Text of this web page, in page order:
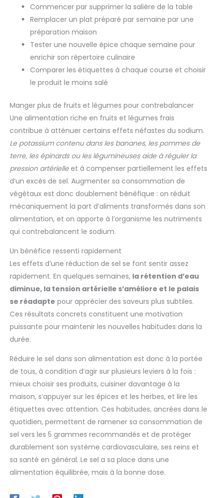
Commencer par supprimer la salière de la table
Remplacer un plat préparé par semaine par une
préparation maison
Tester une nouvelle épice chaque semaine pour
enrichir son répertoire culinaire
Comparer les étiquettes à chaque course et choisir
le produit le moins salé
Manger plus de fruits et légumes pour contrebalancer
Une alimentation riche en fruits et légumes frais
contribue à atténuer certains effets néfastes du sodium.
Le potassium contenu dans les bananes, les pommes de
terre, les épinards ou les légumineuses aide à réguler la
pression artérielleet à compenser partiellement les effets
d’un excès de sel. Augmenter sa consommation de
végétaux est donc doublement bénéfique : on réduit
mécaniquement la part d’aliments transformés dans son
alimentation, et on apporte à l’organisme les nutriments
qui contrebalancent le sodium.
Un bénéfice ressenti rapidement
Les effets d’une réduction de sel se font sentir assez
rapidement. En quelques semaines, la rétention d’eau
diminue, la tension artérielle s’améliore et le palais
se réadapte pour apprécier des saveurs plus subtiles.
Ces résultats concrets constituent une motivation
puissante pour maintenir les nouvelles habitudes dans la
durée.
Réduire le sel dans son alimentation est donc à la portée
de tous, à condition d’agir sur plusieurs leviers à la fois :
mieux choisir ses produits, cuisiner davantage à la
maison, s’appuyer sur les épices et les herbes, et lire les
étiquettes avec attention. Ces habitudes, ancrées dans le
quotidien, permettent de ramener sa consommation de
sel vers les 5 grammes recommandés et de protéger
durablement son système cardiovasculaire, ses reins et
sa santé en général. Le sel a sa place dans une
alimentation équilibrée, mais à la bonne dose.